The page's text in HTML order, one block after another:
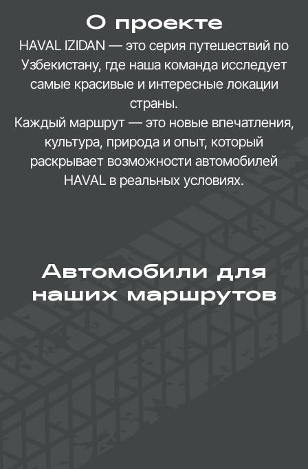
О проекте
HAVAL IZIDAN — это серия путешествий по
Узбекистану, где наша команда исследует
самые красивые и интересные локации
страны.
Каждый маршрут — это новые впечатления,
культура, природа и опыт, который
раскрывает возможности автомобилей
HAVAL в реальных условиях.
Автомобили для
наших маршрутов